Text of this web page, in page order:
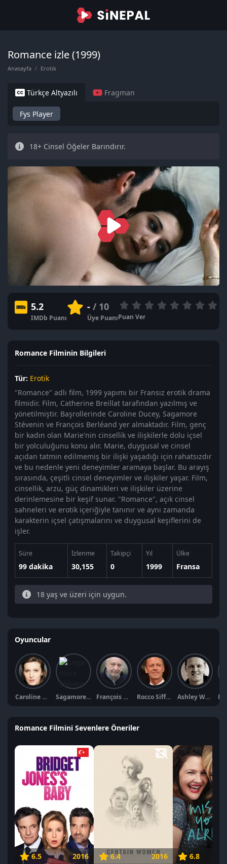
Romance izle (1999)
Anasayfa Erotik
Türkçe Altyazılı Fragman
Fys Player
18+ Cinsel Öğeler Barındırır.
5.2
IMDb Puanı
-/ 10
Üye PuanıPuan Ver
Romance Filminin Bilgileri
Tür: Erotik
"Romance" adlı film, 1999 yapımı bir Fransız erotik drama
filmidir. Film, Catherine Breillat tarafından yazılmış ve
yönetilmiştir. Başrollerinde Caroline Ducey, Sagamore
Stévenin ve François Berléand yer almaktadır. Film, genç
bir kadın olan Marie'nin cinsellik ve ilişkilerle dolu içsel
bir yolculuğunu konu alır. Marie, duygusal ve cinsel
açıdan tatmin edilmemiş bir ilişki yaşadığı için rahatsızdır
ve bu nedenle yeni deneyimler aramaya başlar. Bu arayış
sırasında, çeşitli cinsel deneyimler ve ilişkiler yaşar. Film,
cinsellik, arzu, güç dinamikleri ve ilişkiler üzerine
derinlemesine bir keşif sunar. "Romance", açık cinsel
sahneleri ve erotik içeriğiyle tanınır ve aynı zamanda
karakterin içsel çatışmalarını ve duygusal keşiflerini de
işler.
Süre
99 dakika
İzlenme
30,155
Takipçi
0
Yıl
1999
Ülke
Fransa
18 yaş ve üzeri için uygun.
Oyuncular
Caroline Ducey Sagamore Stévenin François Berléand Rocco Siffredi Ashley Wanninger
Romance Filmini Sevenlere Öneriler
6.5 2016 6.4 2016 6.8